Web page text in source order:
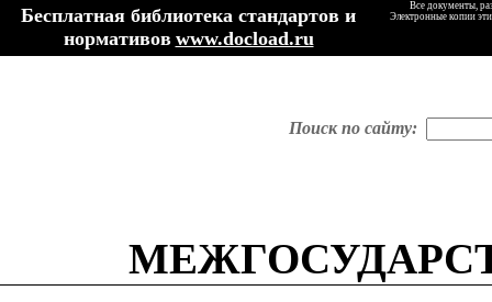
Бесплатная библиотека стандартов и
нормативов www.docload.ru
Все документы,
Электронные копии
Поиск по сайту: